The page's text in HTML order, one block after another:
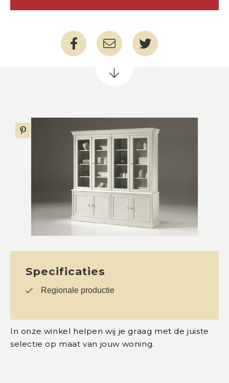
Specificaties
Regionale productie
In onze winkel helpen wij je graag met de juiste
selectie op maat van jouw woning.